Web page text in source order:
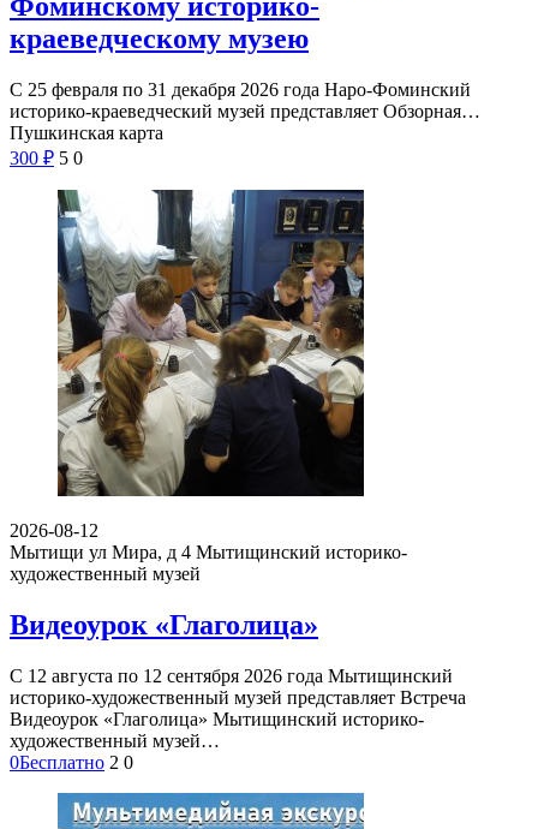
краеведческому музею
С 25 февраля по 31 декабря 2026 года Наро-Фоминский
историко-краеведческий музей представляет Обзорная…
Пушкинская карта
300 ₽ 5 0
2026-08-12
Мытищи ул Мира, д 4 Мытищинский историко-
художественный музей
Видеоурок «Глаголица»
С 12 августа по 12 сентября 2026 года Мытищинский
историко-художественный музей представляет Встреча
Видеоурок «Глаголица» Мытищинский историко-
художественный музей…
0Бесплатно 2 0